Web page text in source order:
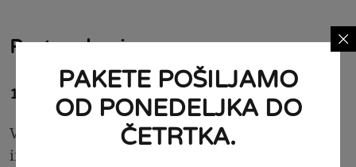
Postopek priprave
1. Priprava testa
V skledi zmešamo grški jogurt,mandljevo
in sodo bikarbono. Sestavine dobro premešamo,
PAKETE POŠILJAMO
OD PONEDELJKA DO
ČETRTKA.